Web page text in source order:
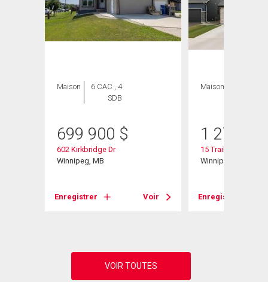
Maison
6 CAC , 4
SDB
699 900 $
602 Kirkbridge Dr
Winnipeg, MB
Enregistrer Voir
Maison
1 276
15 Trailside
Winnipeg, MB
Enregistrer